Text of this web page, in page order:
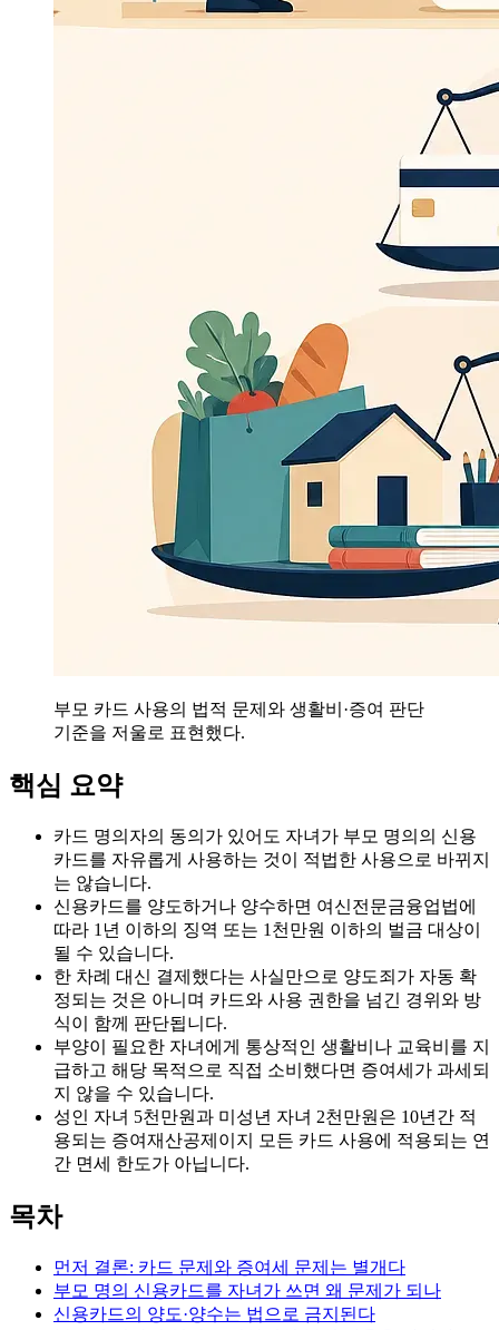
부모 카드 사용의 법적 문제와 생활비·증여 판단
기준을 저울로 표현했다.
핵심 요약
카드 명의자의 동의가 있어도 자녀가 부모 명의의 신용
카드를 자유롭게 사용하는 것이 적법한 사용으로 바뀌지
는 않습니다.
신용카드를 양도하거나 양수하면 여신전문금융업법에
따라 1년 이하의 징역 또는 1천만원 이하의 벌금 대상이
될 수 있습니다.
한 차례 대신 결제했다는 사실만으로 양도죄가 자동 확
정되는 것은 아니며 카드와 사용 권한을 넘긴 경위와 방
식이 함께 판단됩니다.
부양이 필요한 자녀에게 통상적인 생활비나 교육비를 지
급하고 해당 목적으로 직접 소비했다면 증여세가 과세되
지 않을 수 있습니다.
성인 자녀 5천만원과 미성년 자녀 2천만원은 10년간 적
용되는 증여재산공제이지 모든 카드 사용에 적용되는 연
간 면세 한도가 아닙니다.
목차
먼저 결론: 카드 문제와 증여세 문제는 별개다
부모 명의 신용카드를 자녀가 쓰면 왜 문제가 되나
신용카드의 양도·양수는 법으로 금지된다